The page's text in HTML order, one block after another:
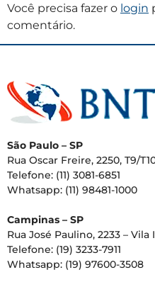
Você precisa fazer o login
comentário.
São Paulo – SP
Rua Oscar Freire, 2250, T9/
Telefone: (11) 3081-6851
Whatsapp: (11) 98481-1000
Campinas – SP
Rua José Paulino, 2233 – Vila
Telefone: (19) 3233-7911
Whatsapp: (19) 97600-3508